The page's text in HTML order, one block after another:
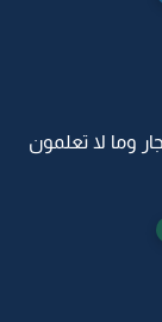
وما لا تعلمون